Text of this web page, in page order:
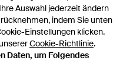
Auswahl jederzeit ändern
indem Sie unten
Einstellungen klicken.
Cookie-Richtlinie.
Daten, um Folgendes